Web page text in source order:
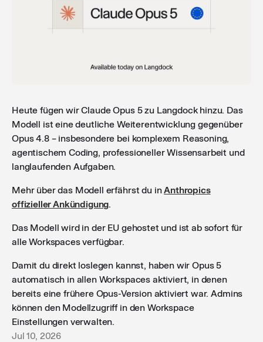
Heute fügen wir Claude Opus 5 zu Langdock hinzu. Das
Modell ist eine deutliche Weiterentwicklung gegenüber
Opus 4.8 – insbesondere bei komplexem Reasoning,
agentischem Coding, professioneller Wissensarbeit und
langlaufenden Aufgaben.
Mehr über das Modell erfährst du inAnthropics
offizieller Ankündigung.
Das Modell wird in der EU gehostet und ist ab sofort für
alle Workspaces verfügbar.
Damit du direkt loslegen kannst, haben wir Opus 5
automatisch in allen Workspaces aktiviert, in denen
bereits eine frühere Opus-Version aktiviert war. Admins
können den Modellzugriff in den Workspace
Einstellungen verwalten.
Jul 10, 2026